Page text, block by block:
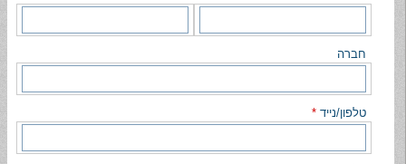
חברה
טלפון/נייד *